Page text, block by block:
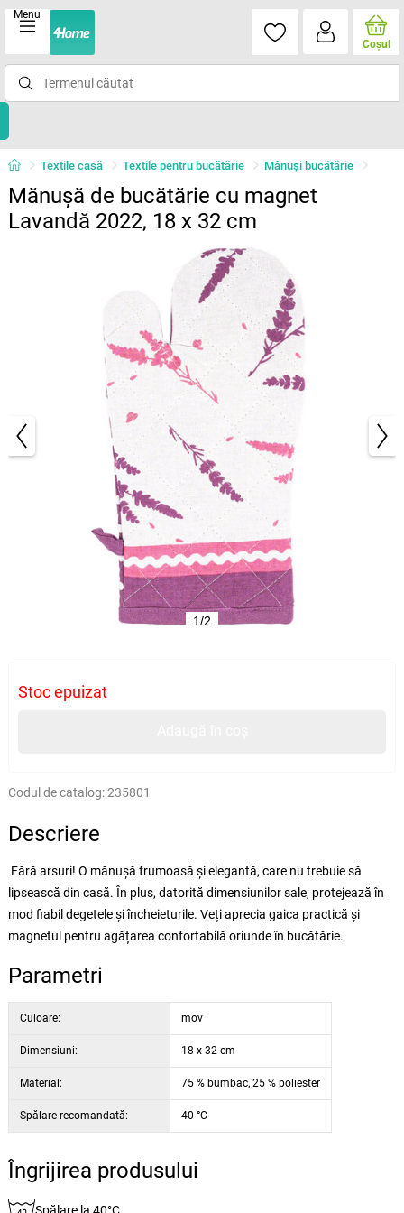
Menu
Coşul
Textile casă Textile pentru bucătărie Mânuşi bucătărie
Mănușă de bucătărie cu magnet
Lavandă 2022, 18 x 32 cm
1/2
Stoc epuizat
Codul de catalog:235801
Descriere
Fără arsuri! O mănușă frumoasă și elegantă, care nu trebuie să
lipsească din casă. În plus, datorită dimensiunilor sale, protejează în
mod fiabil degetele și încheieturile. Veți aprecia gaica practică și
magnetul pentru agățarea confortabilă oriunde în bucătărie.
Parametri
Culoare: mov
Dimensiuni: 18 x 32 cm
Material: 75 % bumbac, 25 % poliester
Spălare recomandată: 40 °C
Îngrijirea produsului